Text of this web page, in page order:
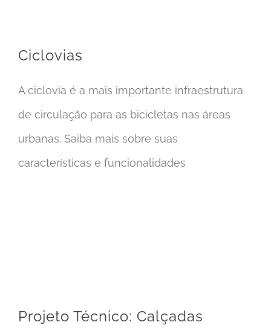
Ciclovias
A ciclovia é a mais importante infraestrutura
de circulação para as bicicletas nas áreas
urbanas. Saiba mais sobre suas
características e funcionalidades
Projeto Técnico: Calçadas